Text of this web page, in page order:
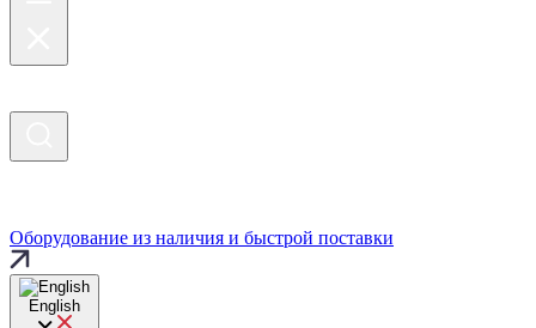
Оборудование из наличия и быстрой поставки
English